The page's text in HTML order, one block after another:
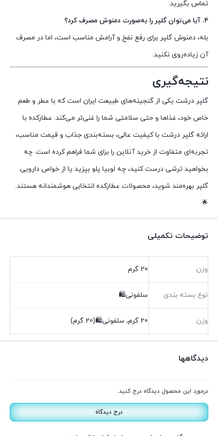
تماس بگیرید.
۴. آیا می‌توان گلپر را به‌صورت دمنوش مصرف کرد؟
بله، دمنوش گلپر برای رفع نفخ و آرامش مناسب است، اما در مصرف
آن زیاده‌روی نکنید.
نتیجه‌گیری
گلپر درشت یکی از گنجینه‌های طبیعت ایران است که با عطر و طعم
خاص خود، غذاها و حتی سلامتی شما را غنی‌تر می‌کند. عطارکده با
ارائه گلپر درشت با کیفیت عالی، بسته‌بندی جذاب و قیمت مناسب،
تجربه‌ای متفاوت از خرید آنلاین را برای شما فراهم کرده است. چه
بخواهید ترشی درست کنید، چه لوبیا پلو بپزید یا از خواص دارویی
گلپر بهره‌مند شوید، محصولات عطارکده انتخابی هوشمندانه هستند.
🌟
توضیحات تکمیلی
وزن 20 گرم
نوع بسته بندی سلفونی🛍️
وزن 20 گرم, سلفونی🛍(20 گرم)
دیدگاهها
درمورد این محصول دیدگاه درج کنید.
درج دیدگاه